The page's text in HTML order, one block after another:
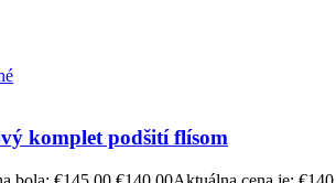
komplet podšití flísom